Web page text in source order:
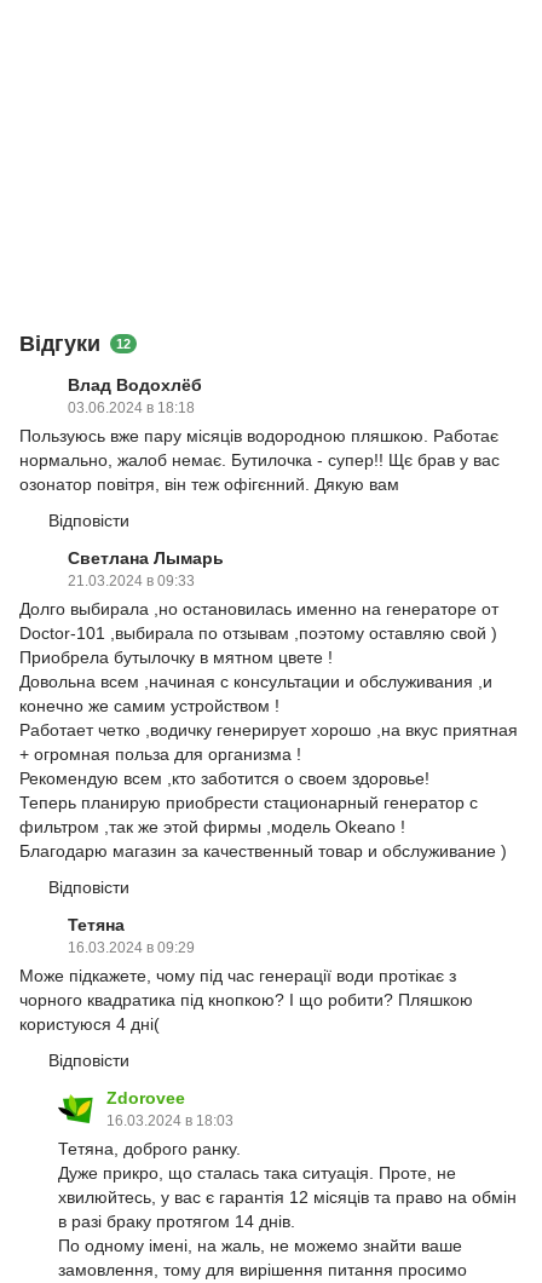
Відгуки 12
Влад Водохлёб
03.06.2024 в 18:18
Пользуюсь вже пару місяців водородною пляшкою. Работає
нормально, жалоб немає. Бутилочка - супер!! Щє брав у вас
озонатор повітря, він теж офігєнний. Дякую вам
Відповісти
Светлана Лымарь
21.03.2024 в 09:33
Долго выбирала ,но остановилась именно на генераторе от
Doctor-101 ,выбирала по отзывам ,поэтому оставляю свой )
Приобрела бутылочку в мятном цвете !
Довольна всем ,начиная с консультации и обслуживания ,и
конечно же самим устройством !
Работает четко ,водичку генерирует хорошо ,на вкус приятная
+ огромная польза для организма !
Рекомендую всем ,кто заботится о своем здоровье!
Теперь планирую приобрести стационарный генератор с
фильтром ,так же этой фирмы ,модель Okeano !
Благодарю магазин за качественный товар и обслуживание )
Відповісти
Тетяна
16.03.2024 в 09:29
Може підкажете, чому під час генерації води протікає з
чорного квадратика під кнопкою? І що робити? Пляшкою
користуюся 4 дні(
Відповісти
Zdorovee
16.03.2024 в 18:03
Тетяна, доброго ранку.
Дуже прикро, що сталась така ситуація. Проте, не
хвилюйтесь, у вас є гарантія 12 місяців та право на обмін
в разі браку протягом 14 днів.
По одному імені, на жаль, не можемо знайти ваше
замовлення, тому для вирішення питання просимо